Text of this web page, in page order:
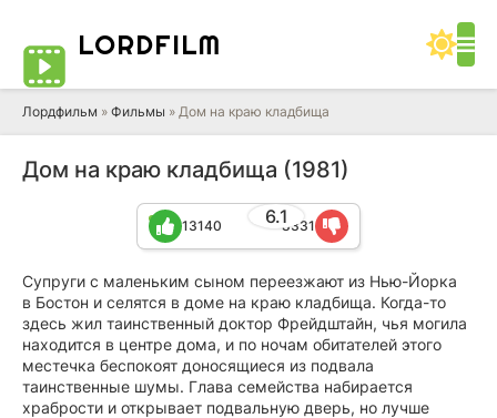
LORDFILM
Лордфильм » Фильмы » Дом на краю кладбища
Дом на краю кладбища (1981)
6.1
13140 8331
Супруги с маленьким сыном переезжают из Нью-Йорка
в Бостон и селятся в доме на краю кладбища. Когда-то
здесь жил таинственный доктор Фрейдштайн, чья могила
находится в центре дома, и по ночам обитателей этого
местечка беспокоят доносящиеся из подвала
таинственные шумы. Глава семейства набирается
храбрости и открывает подвальную дверь, но лучше